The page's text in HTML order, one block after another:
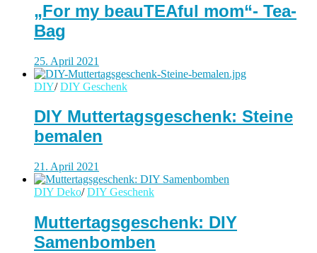
„For my beauTEAful mom“- Tea-
Bag
25. April 2021
DIY/ DIY Geschenk
DIY Muttertagsgeschenk: Steine
bemalen
21. April 2021
DIY Deko/ DIY Geschenk
Muttertagsgeschenk: DIY
Samenbomben